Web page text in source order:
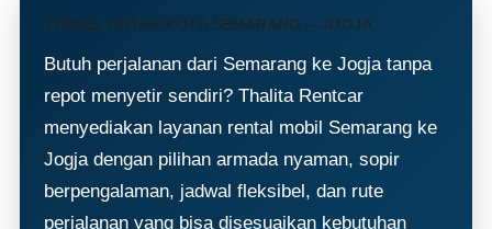
TRAVEL ANTAR KOTA SEMARANG – JOGJA
Butuh perjalanan dari Semarang ke Jogja tanpa
repot menyetir sendiri? Thalita Rentcar
menyediakan layanan rental mobil Semarang ke
Jogja dengan pilihan armada nyaman, sopir
berpengalaman, jadwal fleksibel, dan rute
perjalanan yang bisa disesuaikan kebutuhan